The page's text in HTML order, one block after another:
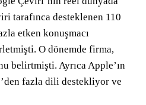
tarafınca desteklenen 110
etken konuşmacı
O dönemde firma,
belirtmişti. Ayrıca Apple’ın
fazla dili destekliyor ve